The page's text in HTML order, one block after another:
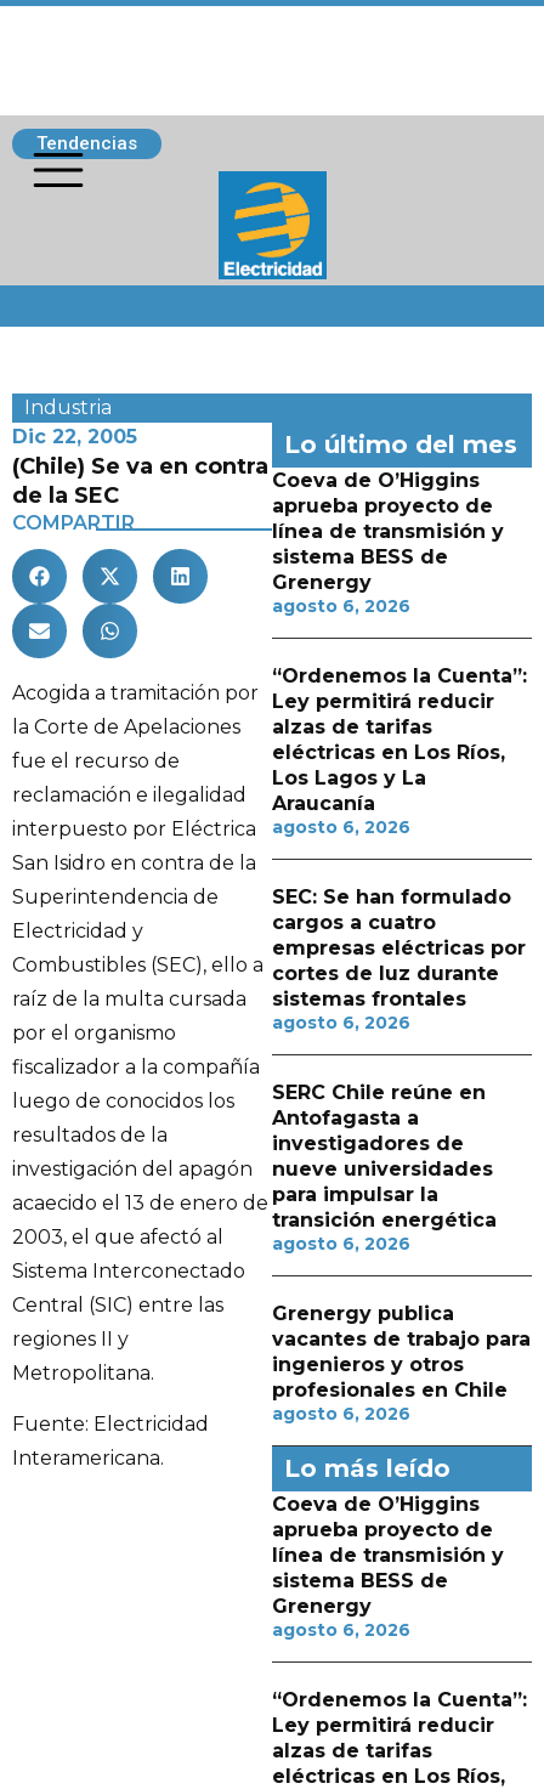
Tendencias
Industria
Dic 22, 2005
(Chile) Se va en contra
de la SEC
COMPARTIR
Acogida a tramitación por
la Corte de Apelaciones
fue el recurso de
reclamación e ilegalidad
interpuesto por Eléctrica
San Isidro en contra de la
Superintendencia de
Electricidad y
Combustibles (SEC), ello a
raíz de la multa cursada
por el organismo
fiscalizador a la compañía
luego de conocidos los
resultados de la
investigación del apagón
acaecido el 13 de enero de
2003, el que afectó al
Sistema Interconectado
Central (SIC) entre las
regiones II y
Metropolitana.
Fuente: Electricidad
Interamericana.
Lo último del mes
Coeva de O’Higgins
aprueba proyecto de
línea de transmisión y
sistema BESS de
Grenergy
agosto 6, 2026
“Ordenemos la Cuenta”:
Ley permitirá reducir
alzas de tarifas
eléctricas en Los Ríos,
Los Lagos y La
Araucanía
agosto 6, 2026
SEC: Se han formulado
cargos a cuatro
empresas eléctricas por
cortes de luz durante
sistemas frontales
agosto 6, 2026
SERC Chile reúne en
Antofagasta a
investigadores de
nueve universidades
para impulsar la
transición energética
agosto 6, 2026
Grenergy publica
vacantes de trabajo para
ingenieros y otros
profesionales en Chile
agosto 6, 2026
Lo más leído
Coeva de O’Higgins
aprueba proyecto de
línea de transmisión y
sistema BESS de
Grenergy
agosto 6, 2026
“Ordenemos la Cuenta”:
Ley permitirá reducir
alzas de tarifas
eléctricas en Los Ríos,